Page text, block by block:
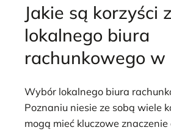
Jakie są korzyści
lokalnego biura
rachunkowego w
Wybór lokalnego biura
Poznaniu niesie ze sobą wiele
mogą mieć kluczowe znaczenie